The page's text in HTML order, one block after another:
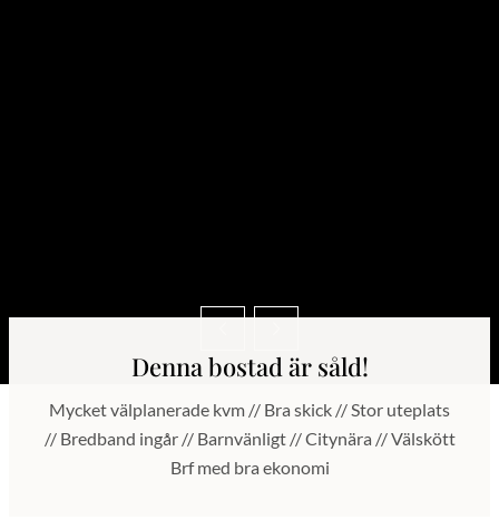
Denna bostad är såld!
Mycket välplanerade kvm // Bra skick // Stor uteplats
// Bredband ingår // Barnvänligt // Citynära // Välskött
Brf med bra ekonomi